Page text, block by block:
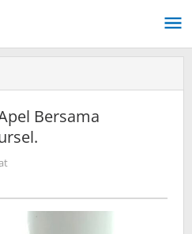
Pimpin
Bersama
Dijajaran
Pemda
Bersama